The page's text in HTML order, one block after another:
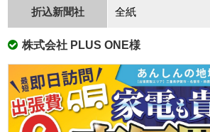
折込新聞社 全紙
株式会社 PLUS ONE様